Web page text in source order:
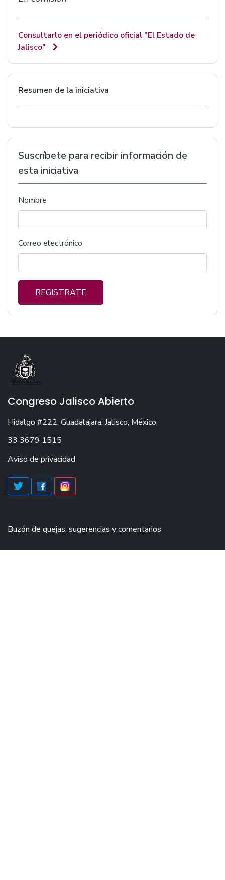
Consultarlo en el periódico oficial "El Estado de
Jalisco"
Resumen de la iniciativa
Suscríbete para recibir información de
esta iniciativa
Nombre
Correo electrónico
REGISTRATE
Congreso Jalisco Abierto
Hidalgo #222, Guadalajara, Jalisco, México
33 3679 1515
Aviso de privacidad
Buzón de quejas, sugerencias y comentarios